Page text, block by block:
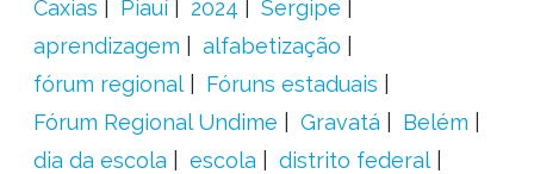
Caxias
Piauí 2024
Sergipe
aprendizagem
alfabetização
fórum regional
Fóruns estaduais
Fórum Regional Undime
Gravatá
Belém
dia da escola
escola
distrito federal